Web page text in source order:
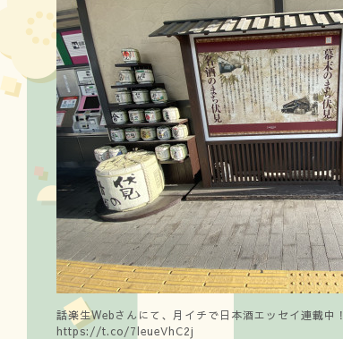
話楽生Webさんにて、月イチで日本酒エッセイ連載中！
https://t.co/7leueVhC2j